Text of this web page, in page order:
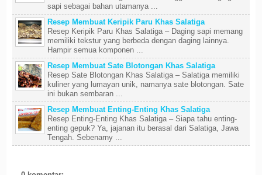
sapi sebagai bahan utamanya ...
Resep Membuat Keripik Paru Khas Salatiga
Resep Keripik Paru Khas Salatiga – Daging sapi memang
memiliki tekstur yang berbeda dengan daging lainnya.
Hampir semua komponen ...
Resep Membuat Sate Blotongan Khas Salatiga
Resep Sate Blotongan Khas Salatiga – Salatiga memiliki
kuliner yang lumayan unik, namanya sate blotongan. Sate
ini bukan sembaran ...
Resep Membuat Enting-Enting Khas Salatiga
Resep Enting-Enting Khas Salatiga – Siapa tahu enting-
enting gepuk? Ya, jajanan itu berasal dari Salatiga, Jawa
Tengah. Sebenarny ...